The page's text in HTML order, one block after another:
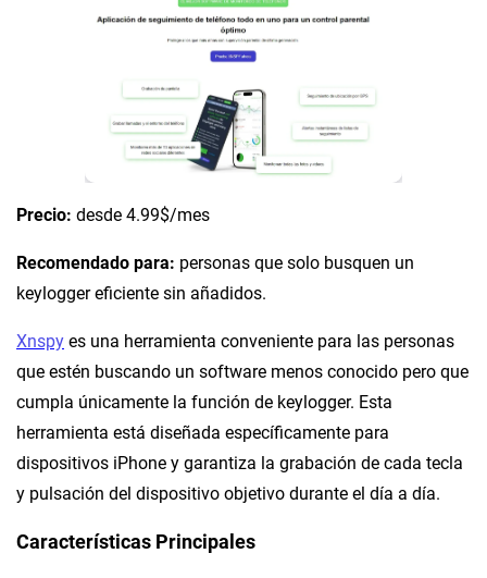
Precio: desde 4.99$/mes
Recomendado para: personas que solo busquen un
keylogger eficiente sin añadidos.
Xnspy es una herramienta conveniente para las personas
que estén buscando un software menos conocido pero que
cumpla únicamente la función de keylogger. Esta
herramienta está diseñada específicamente para
dispositivos iPhone y garantiza la grabación de cada tecla
y pulsación del dispositivo objetivo durante el día a día.
Características Principales